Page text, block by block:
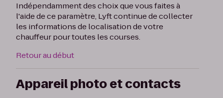
Indépendamment des choix que vous faites à
l'aide de ce paramètre, Lyft continue de collecter
les informations de localisation de votre
chauffeur pour toutes les courses.
Retour au début
Appareil photo et contacts